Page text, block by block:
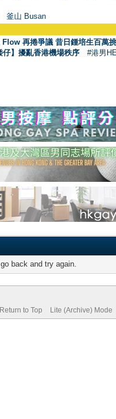
釜山 Busan
Flow 再捲爭議 昔日鍾培生百萬
仔】擾亂香港機場秩序 #港男
back and try again.
Return to Top Lite (Archive) Mode